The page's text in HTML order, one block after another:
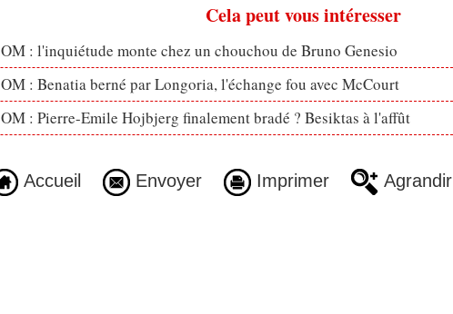
Cela peut vous intéresser
OM : l'inquiétude monte chez un chouchou de Bruno Genesio
OM : Benatia berné par Longoria, l'échange fou avec McCourt
OM : Pierre-Emile Hojbjerg finalement bradé ? Besiktas à l'affût
Accueil Envoyer Imprimer Agrandir